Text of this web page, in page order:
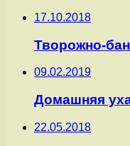
17.10.2018
Творожно-
09.02.2019
Домашняя
22.05.2018